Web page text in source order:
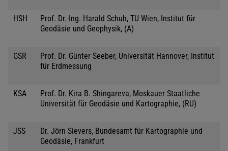
HSH
Prof. Dr.-Ing. Harald Schuh, TU Wien, Institut für
Geodäsie und Geophysik, (A)
GSR
Prof. Dr. Günter Seeber, Universität Hannover, Institut
für Erdmessung
KSA
Prof. Dr. Kira B. Shingareva, Moskauer Staatliche
Universität für Geodäsie und Kartographie, (RU)
JSS
Dr. Jörn Sievers, Bundesamt für Kartographie und
Geodäsie, Frankfurt